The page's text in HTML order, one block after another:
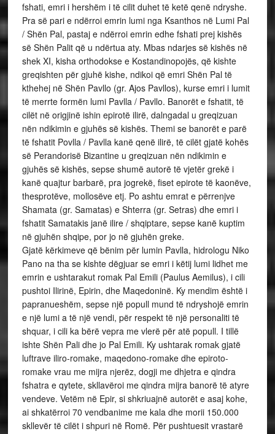
fshati, emri i hershëm i të cilit duhet të ketë qenë ndryshe.
Pra së pari e ndërroi emrin lumi nga Ksanthos në Lumi Pal
/ Shën Pal, pastaj e ndërroi emrin edhe fshati prej kishës
së Shën Palit që u ndërtua aty. Mbas ndarjes së kishës në
shek XI, kisha orthodokse e Kostandinopojës, që kishte
greqishten për gjuhë kishe, ndikoi që emri Shën Pal të
kthehej në Shën Pavllo (gr. Ajos Pavllos), kurse emri i lumit
të merrte formën lumi Pavlla / Pavllo. Banorët e fshatit, të
cilët në origjinë ishin epirotë ilirë, dalngadal u greqizuan
nën ndikimin e gjuhës së kishës. Themi se banorët e parë
të fshatit Povlla / Pavlla kanë qenë ilirë, të cilët gjatë kohës
së Perandorisë Bizantine u greqizuan nën ndikimin e
gjuhës së kishës, sepse shumë autorë të vjetër grekë i
kanë quajtur barbarë, pra jogrekë, fiset epirote të kaonëve,
thesprotëve, mollosëve etj. Po ashtu emrat e përrenjve
Shamata (gr. Samatas) e Shterra (gr. Setras) dhe emri i
fshatit Samatakis janë ilire / shqiptare, sepse kanë kuptim
në gjuhën shqipe, por jo në gjuhën greke.
Gjatë kërkimeve që bënim për lumin Pavlla, hidrologu Niko
Pano na tha se kishte dëgjuar se emri i këtij lumi lidhet me
emrin e ushtarakut romak Pal Emili (Paulus Aemilus), i cili
pushtoi Ilirinë, Epirin, dhe Maqedoninë. Ky mendim është i
papranueshëm, sepse një popull mund të ndryshojë emrin
e një lumi a të një vendi, për respekt të një personaliti të
shquar, i cili ka bërë vepra me vlerë për atë popull. I tillë
ishte Shën Pali dhe jo Pal Emili. Ky ushtarak romak gjatë
luftrave iliro-romake, maqedono-romake dhe epiroto-
romake vrau me mijra njerëz, dogji me dhjetra e qindra
fshatra e qytete, skllavëroi me qindra mijra banorë të atyre
vendeve. Vetëm në Epir, si shkriuajnë autorët e asaj kohe,
ai shkatërroi 70 vendbanime me kala dhe morii 150.000
skllevër të cilët i shpuri në Romë. Për pushtuesit vrastarë